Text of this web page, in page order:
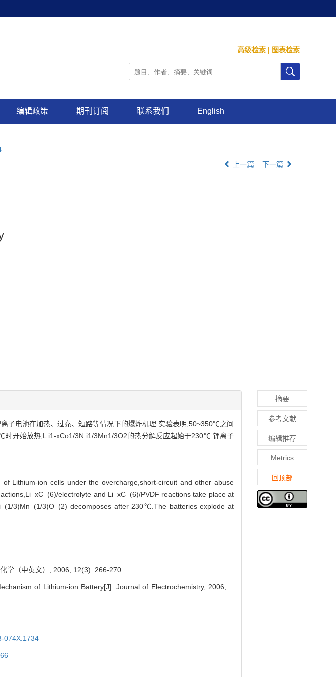
高级检索 | 图表检索
编辑政策 期刊订阅 联系我们 English
上一篇 下一篇
子电池在加热、过充、短路等情况下的爆炸机理.实验表明,50~350℃之间
时开始放热,L i1-xCo1/3N i1/3Mn1/3O2的热分解反应起始于230℃.锂离子
Lithium-ion cells under the overcharge,short-circuit and other abuse
electrolyte and Li_xC_(6)/PVDF reactions take place at
3)Mn_(1/3)O_(2) decomposes after 230℃.The batteries explode at
学（中英文）, 2006, 12(3): 266-270.
of Lithium-ion Battery[J]. Journal of Electrochemistry, 2006,
074X.1734
摘要
参考文献
编辑推荐
Metrics
回顶部